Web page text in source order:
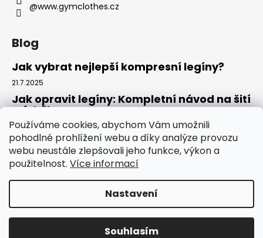
Používáme cookies, abychom Vám umožnili
pohodlné prohlížení webu a díky analýze provozu
webu neustále zlepšovali jeho funkce, výkon a
použitelnost. Více informací
Nastavení
Souhlasím
@www.gymclothes.cz
Blog
Jak vybrat nejlepší kompresní legíny?
21.7.2025
Jak opravit legíny: Kompletní návod na šití
a údržbu
14.7.2025
Kde koupit legíny: Komplexní návod pro
tento rok
4.7.2025
Copyright 2026GYMCLOTHES.CZ. Všechna práva
vyhrazena.